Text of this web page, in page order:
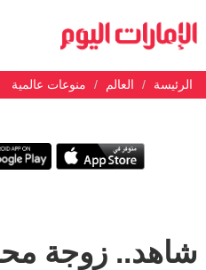
الرئيسة العالم منوعات عالمية
شاهد.. زوجة